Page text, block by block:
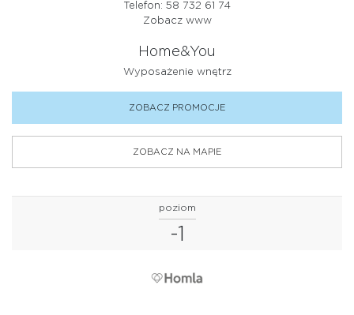
Telefon: 58 732 61 74
Zobacz www
Home&You
Wyposażenie wnętrz
ZOBACZ PROMOCJE
ZOBACZ NA MAPIE
poziom
-1